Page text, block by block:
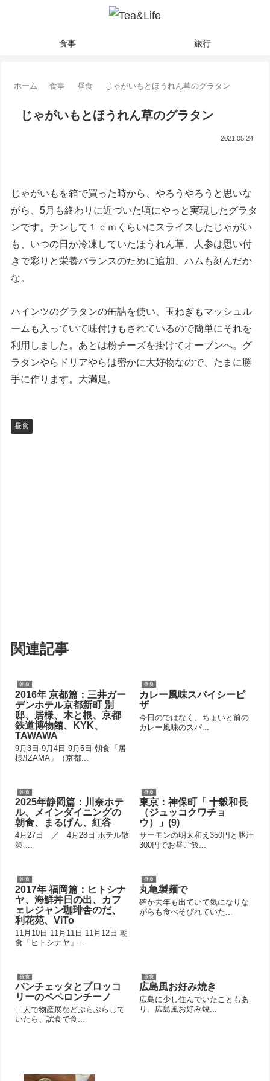
食事 旅行
ホーム 食事 昼食 じゃがいもとほうれん草のグラタン
じゃがいもとほうれん草のグラタン
2021.05.24
じゃがいもを箱で買った時から、やろうやろうと思いな
がら、5月も終わりに近づいた頃にやっと実現したグラタ
ンです。チンして１ｃｍくらいにスライスしたじゃがい
も、いつの日か冷凍していたほうれん草、人参は思い付
きで彩りと栄養バランスのために追加、ハムも刻んだか
な。
ハインツのグラタンの缶詰を使い、玉ねぎもマッシュル
ームも入っていて味付けもされているので簡単にそれを
利用しました。あとは粉チーズを掛けてオーブンへ。グ
ラタンやらドリアやらは密かに大好物なので、たまに勝
手に作ります。大満足。
昼食
関連記事
朝食
2016年 京都篇：三井ガー
デンホテル京都新町 別
邸、居様、木と根、京都
鉄道博物館、KYK、
TAWAWA
9月3日 9月4日 9月5日 朝食「居
様/IZAMA」（京都...
昼食
カレー風味スパイシーピ
ザ
今日のではなく、ちょいと前の
カレー風味のスパ...
朝食
2025年静岡篇：川奈ホテ
ル、メインダイニングの
朝食、まるげん、紅谷
4月27日 ／ 4月28日 ホテル散
策 ...
昼食
東京：神保町「 十穀和長
（ジュッコクワチョ
ウ）」(9)
サーモンの明太和え350円と豚汁
300円でお昼ご飯...
朝食
2017年 福岡篇：ヒトシナ
ヤ、海鮮丼日の出、カフ
ェレジャン珈琲舎のだ、
利花苑、ViTo
11月10日 11月11日 11月12日 朝
食「ヒトシナヤ」...
昼食
丸亀製麺で
確か去年も出ていて気になりな
がらも食べそびれていた...
昼食
パンチェッタとブロッコ
リーのペペロンチーノ
二人で物産展などぶらぶらして
いたら、試食で食...
昼食
広島風お好み焼き
広島に少し住んでいたこともあ
り、広島風お好み焼...